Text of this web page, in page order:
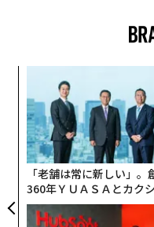
「史上初」だらけの2024年後
謎の天体「暗黒彗星」が地球
火星で海洋相当量の「液体の
きな難点が
天王星の衛星アリエルに「地
宇宙 ジェイムズ
宇宙は、税にとっても
デビッド・D・スチュ
ポッドキャストへよう
national編集長のデビ
ーマは、宇宙──税の
「老舗は常に新しい」。
360年ＹＵＡＳＡとカク
CEO田尻望が語る、AIを
る人の価値